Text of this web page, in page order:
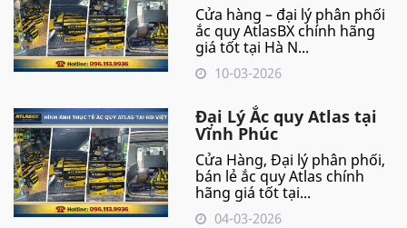
Cửa hàng – đại lý phân phối
ắc quy AtlasBX chính hãng
giá tốt tại Hà N...
10-03-2026
Đại Lý Ắc quy Atlas tại
Vĩnh Phúc
Cửa Hàng, Đại lý phân phối,
bán lẻ ắc quy Atlas chính
hãng giá tốt tại...
04-03-2026